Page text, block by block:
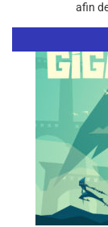
afin